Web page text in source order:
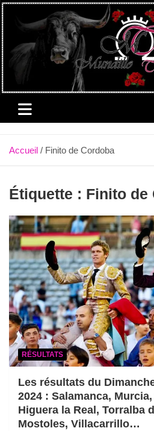
Aller
au
contenu
Accueil Finito de Cordoba
Étiquette : Finito de
RÉSULTATS
Les résultats du
2024 : Salamanca,
Higuera la Real, Torralba
Mostoles, Villacarrillo…